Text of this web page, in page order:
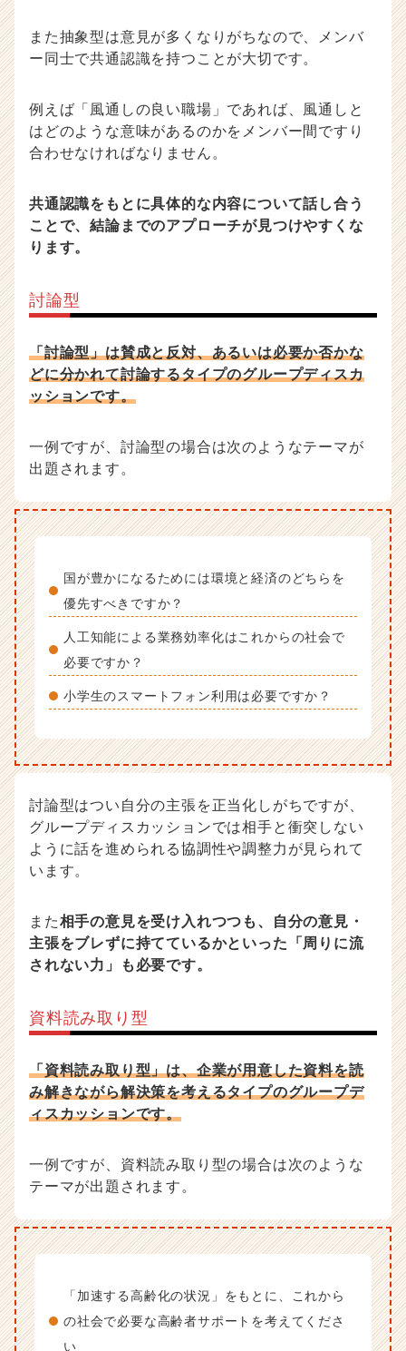
また抽象型は意見が多くなりがちなので、メンバ
ー同士で共通認識を持つことが大切です。
例えば「風通しの良い職場」であれば、風通しと
はどのような意味があるのかをメンバー間ですり
合わせなければなりません。
共通認識をもとに具体的な内容について話し合う
ことで、結論までのアプローチが見つけやすくな
ります。
討論型
「討論型」は賛成と反対、あるいは必要か否かな
どに分かれて討論するタイプのグループディスカ
ッションです。
一例ですが、討論型の場合は次のようなテーマが
出題されます。
国が豊かになるためには環境と経済のどちらを
優先すべきですか？
人工知能による業務効率化はこれからの社会で
必要ですか？
小学生のスマートフォン利用は必要ですか？
討論型はつい自分の主張を正当化しがちですが、
グループディスカッションでは相手と衝突しない
ように話を進められる協調性や調整力が見られて
います。
また相手の意見を受け入れつつも、自分の意見・
主張をブレずに持てているかといった「周りに流
されない力」も必要です。
資料読み取り型
「資料読み取り型」は、企業が用意した資料を読
み解きながら解決策を考えるタイプのグループデ
ィスカッションです。
一例ですが、資料読み取り型の場合は次のような
テーマが出題されます。
「加速する高齢化の状況」をもとに、これから
の社会で必要な高齢者サポートを考えてくださ
い